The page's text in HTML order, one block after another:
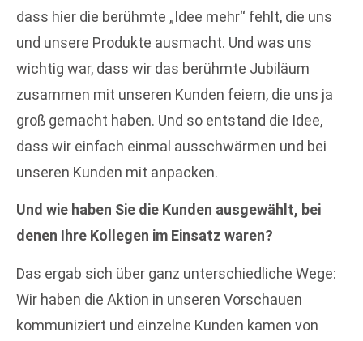
dass hier die berühmte „Idee mehr“ fehlt, die uns
und unsere Produkte ausmacht. Und was uns
wichtig war, dass wir das berühmte Jubiläum
zusammen mit unseren Kunden feiern, die uns ja
groß gemacht haben. Und so entstand die Idee,
dass wir einfach einmal ausschwärmen und bei
unseren Kunden mit anpacken.
Und wie haben Sie die Kunden ausgewählt, bei
denen Ihre Kollegen im Einsatz waren?
Das ergab sich über ganz unterschiedliche Wege:
Wir haben die Aktion in unseren Vorschauen
kommuniziert und einzelne Kunden kamen von